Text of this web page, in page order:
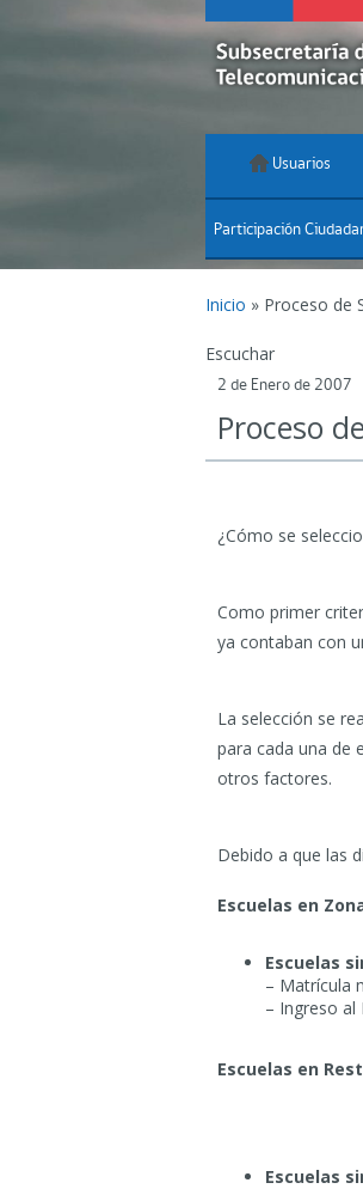
Usuarios
Participación
Inicio » Proceso de
Escuchar
2 de Enero de 2007
Proceso
¿Cómo se
Como primer
ya contaban con
La selección se
para cada una de
otros factores.
Debido a que las
Escuelas en
Escuelas
– Matrícula
– Ingreso al
Escuelas en
Escuelas